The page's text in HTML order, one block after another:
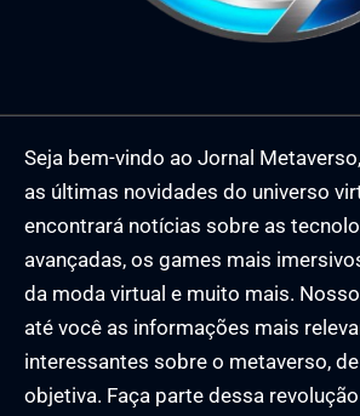
Seja bem-vindo ao Jornal
as últimas novidades do universo
encontrará notícias sobre as
avançadas, os games mais
da moda virtual e muito mais.
até você as informações mais
interessantes sobre o metaverso,
objetiva. Faça parte dessa